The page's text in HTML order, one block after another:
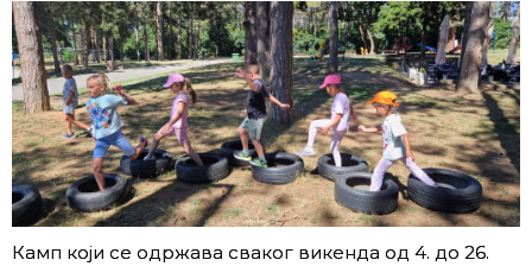
Камп који се одржава сваког викенда од 4. до 26.